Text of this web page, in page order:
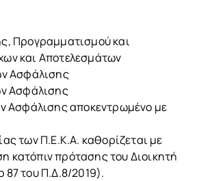
Προγραμματισμού και
και Αποτελεσμάτων
Ασφάλισης
Ασφάλισης
Ασφάλισης αποκεντρωμένο με
των Π.Ε.Κ.Α. καθορίζεται με
κατόπιν πρότασης του Διοικητή
του Π.Δ.8/2019).